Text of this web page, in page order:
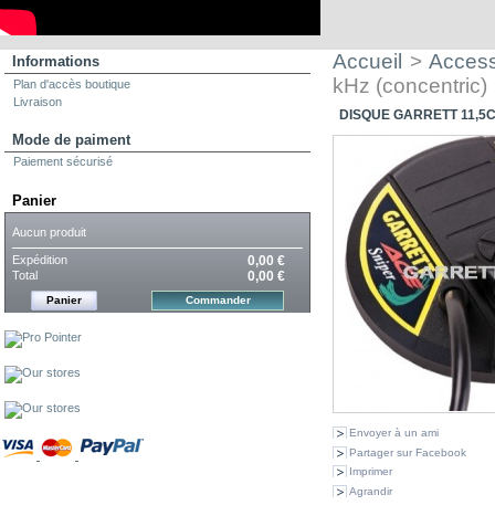
Informations
Livraison
Mode de paiment
Panier
Total
Panier Commander
kHz (concentric)
DISQUE GARRETT
Partager sur Facebook
Imprimer
Agrandir
LES CLIENTS QUI ONT